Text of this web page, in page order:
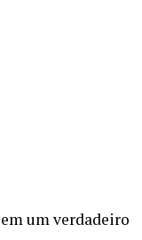
um verdadeiro